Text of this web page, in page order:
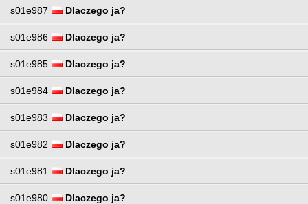
s01e987 Dlaczego ja?
s01e986 Dlaczego ja?
s01e985 Dlaczego ja?
s01e984 Dlaczego ja?
s01e983 Dlaczego ja?
s01e982 Dlaczego ja?
s01e981 Dlaczego ja?
s01e980 Dlaczego ja?